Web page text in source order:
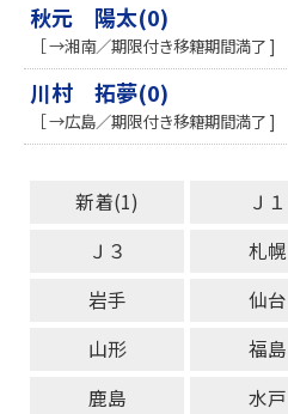
秋元 陽太(0)
［ →湘南／期限付き移籍期間満了 ]
川村 拓夢(0)
［ →広島／期限付き移籍期間満了 ]
新着(1) Ｊ１
Ｊ３
札幌
岩手
仙台
山形
福島
鹿島
水戸